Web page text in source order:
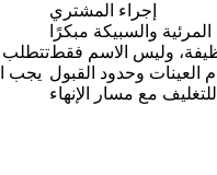
إجراء المشتري
المرئية والسبيكة مبكرًا
تتطلبوليس الاسم فقط
يجب العينات وحدود القبول
مع مسار الإنهاء